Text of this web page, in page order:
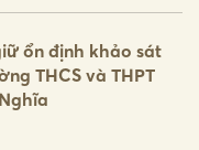
ổn định khảo sát
THCS và THPT